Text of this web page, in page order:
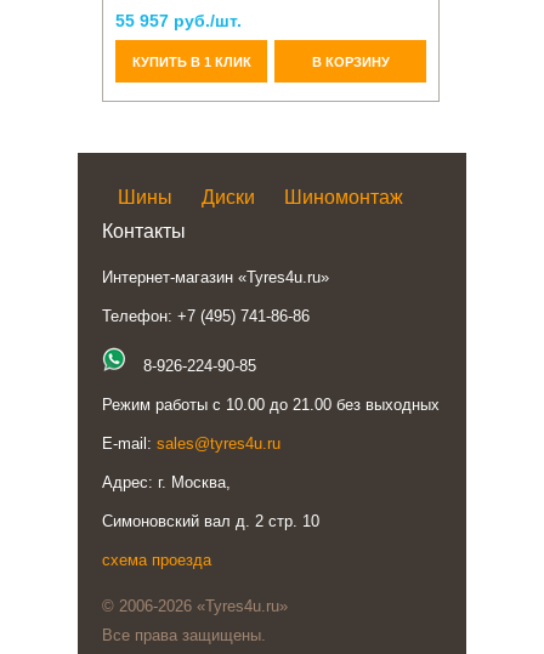
55 957 руб./шт.
КУПИТЬ В 1 КЛИК В КОРЗИНУ
Шины Диски
Шиномонтаж
Контакты
Интернет-магазин «Tyres4u.ru»
Телефон: +7 (495) 741-86-86
8-926-224-90-85
Режим работы с 10.00 до 21.00 без выходных
E-mail: sales@tyres4u.ru
Адрес: г. Москва,
Симоновский вал д. 2 стр. 10
схема проезда
© 2006-2026 «Tyres4u.ru»
Все права защищены.